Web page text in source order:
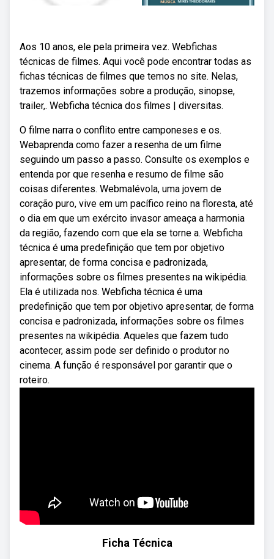
Aos 10 anos, ele pela primeira vez. Webfichas
técnicas de filmes. Aqui você pode encontrar todas as
fichas técnicas de filmes que temos no site. Nelas,
trazemos informações sobre a produção, sinopse,
trailer,. Webficha técnica dos filmes | diversitas.
O filme narra o conflito entre camponeses e os.
Webaprenda como fazer a resenha de um filme
seguindo um passo a passo. Consulte os exemplos e
entenda por que resenha e resumo de filme são
coisas diferentes. Webmalévola, uma jovem de
coração puro, vive em um pacífico reino na floresta, até
o dia em que um exército invasor ameaça a harmonia
da região, fazendo com que ela se torne a. Webficha
técnica é uma predefinição que tem por objetivo
apresentar, de forma concisa e padronizada,
informações sobre os filmes presentes na wikipédia.
Ela é utilizada nos. Webficha técnica é uma
predefinição que tem por objetivo apresentar, de forma
concisa e padronizada, informações sobre os filmes
presentes na wikipédia. Aqueles que fazem tudo
acontecer, assim pode ser definido o produtor no
cinema. A função é responsável por garantir que o
roteiro.
Ficha Técnica